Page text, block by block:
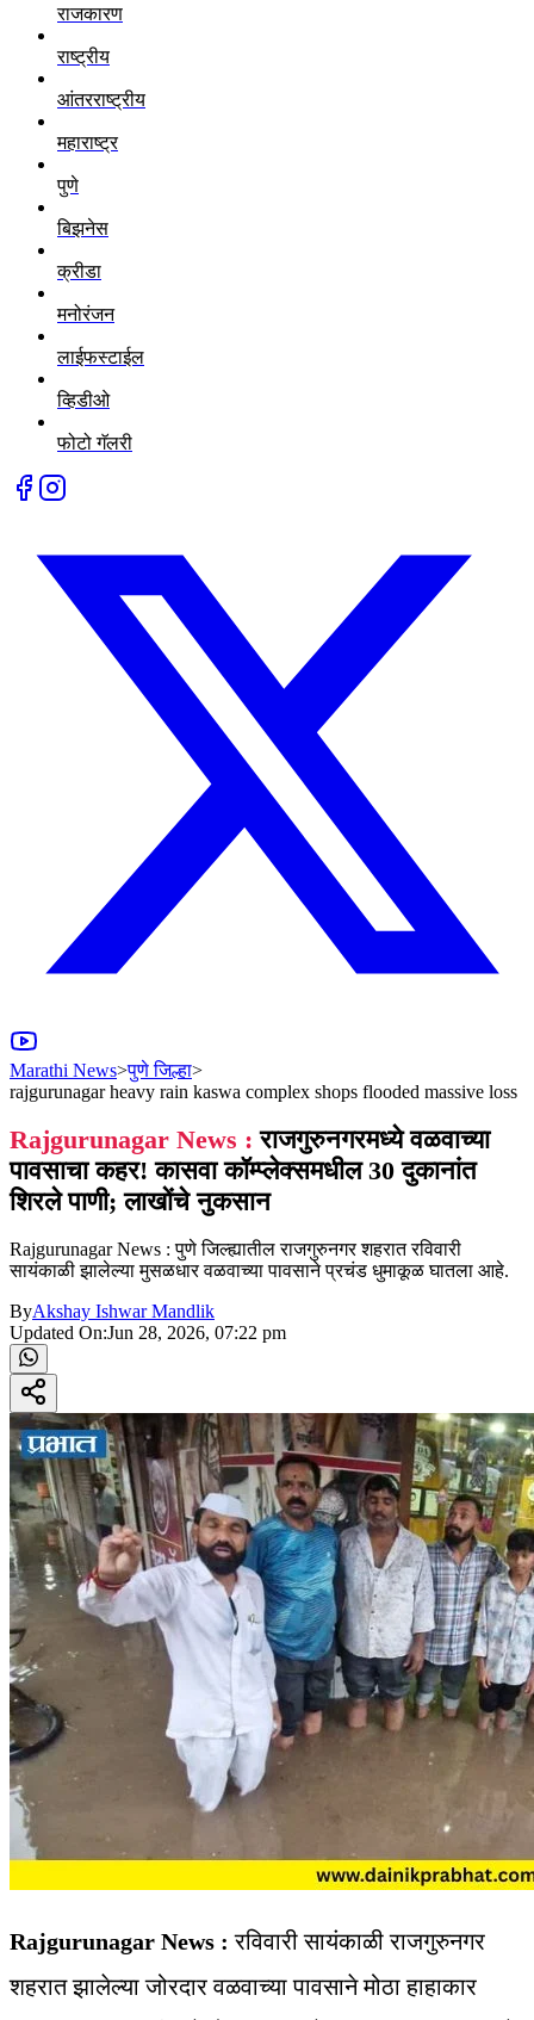
राजकारण
राष्ट्रीय
आंतरराष्ट्रीय
महाराष्ट्र
पुणे
बिझनेस
क्रीडा
मनोरंजन
लाईफस्टाईल
व्हिडीओ
फोटो गॅलरी
Marathi News>पुणे जिल्हा>
rajgurunagar heavy rain kaswa complex shops flooded massive loss
Rajgurunagar News : राजगुरुनगरमध्ये वळवाच्या
पावसाचा कहर! कासवा कॉम्प्लेक्समधील 30 दुकानांत
शिरले पाणी; लाखोंचे नुकसान
Rajgurunagar News : पुणे जिल्ह्यातील राजगुरुनगर शहरात रविवारी
सायंकाळी झालेल्या मुसळधार वळवाच्या पावसाने प्रचंड धुमाकूळ घातला आहे.
ByAkshay Ishwar Mandlik
Updated On:Jun 28, 2026, 07:22 pm
Rajgurunagar News : रविवारी सायंकाळी राजगुरुनगर
शहरात झालेल्या जोरदार वळवाच्या पावसाने मोठा हाहाकार